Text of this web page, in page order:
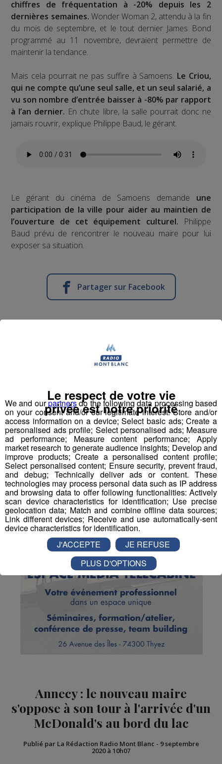
chiffres de fréquentation à -20% depuis les 2
dernières semaines. Wonder Woman 2, attendu à la fin
du mois de septembre, et le tout dernier James Bond
programmé au 11 novembre, devraient permettre de
maintenir la tendance.
Mais cela pourrait ne pas suffire à Samoens. Le Criou,
qui ne compte qu’une seul salle, et un seul salarié, a
vu son nombre d’entrée baisser à -80% par rapport
à l’an dernier. En chute libre, la salle pourrait donc ne
jamais rouvrir, explique Philippe Baud, le gérant.
Le gérant du cinéma de Samoens demande une
participation de la ville pour aider au maintien de
l’ouverture de cet équipement culturel. Philippe
Baud prévu de rencontrer le nouveau maire pour lui
exposer sa situation.
Partager sur Facebook
Annecy : le nouveau maire
s'oppose à son tour à l'arrivée d'un
McDonald's au bord du lac
Publié par La Rédaction Radio Mont Blanc - 9 septembre
2020 à 10h07
We and ourpartnersdo the following data processing based
on your consent and/or our legitimate interest: Store and/or
access information on a device; Select basic ads; Create a
personalised ads profile; Select personalised ads; Measure
ad performance; Measure content performance; Apply
market research to generate audience insights; Develop and
improve products; Create a personalised content profile;
Select personalised content; Ensure security, prevent fraud,
and debug; Technically deliver ads or content. These
technologies may process personal data such as IP address
and browsing data to offer following functionalities: Actively
scan device characteristics for identification; Use precise
geolocation data; Match and combine offline data sources;
Link different devices; Receive and use automatically-sent
device characteristics for identification.
Le respect de votre vie
privée est notre priorité
J'ACCEPTE
JE REFUSE
PLUS D'OPTIONS